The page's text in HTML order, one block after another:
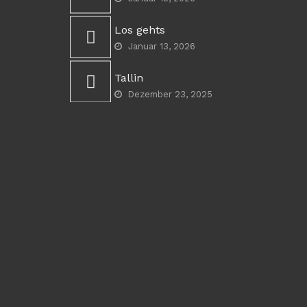
Los gehts
Januar 13, 2026
Tallin
Dezember 23, 2025